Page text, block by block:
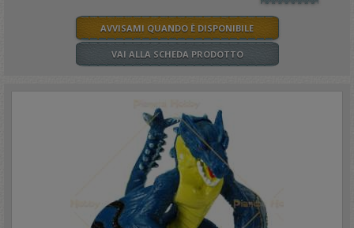
AVVISAMI QUANDO È DISPONIBILE
VAI ALLA SCHEDA PRODOTTO